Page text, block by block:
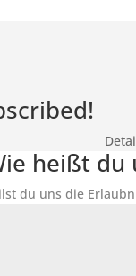
heißt
du uns die